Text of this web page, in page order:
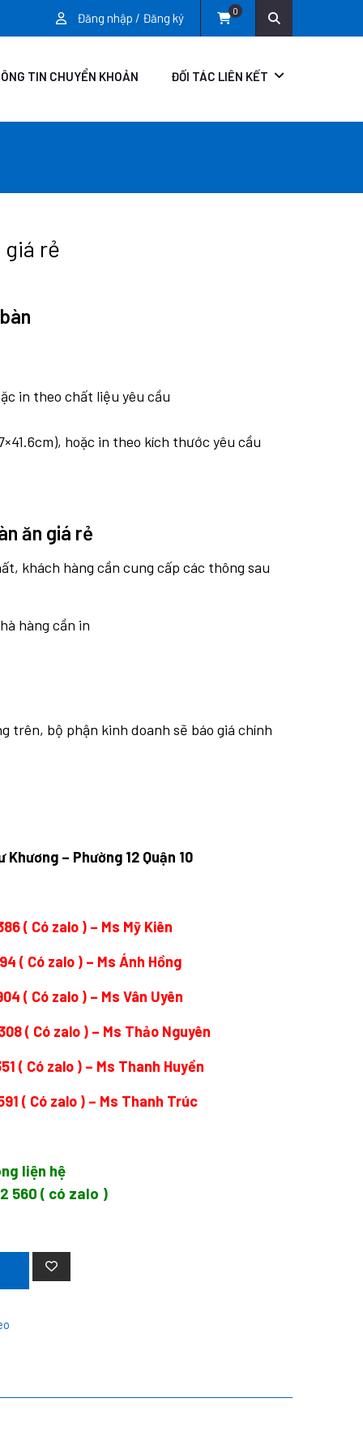
Đăng nhập / Đăng ký 0
TIN CHUYỂN KHOẢN ĐỐI TÁC LIÊN KẾT
rẻ
in theo chất liệu yêu cầu
hoặc in theo kích thước yêu cầu
ăn giá rẻ
khách hàng cần cung cấp các thông sau
hàng cần in
trên, bộ phận kinh doanh sẽ báo giá chính
– Phường 12 Quận 10
( Có zalo ) – Ms Mỹ Kiên
( Có zalo ) – Ms Ánh Hồng
( Có zalo ) – Ms Vân Uyên
( Có zalo ) – Ms Thảo Nguyên
( Có zalo ) – Ms Thanh Huyền
( Có zalo ) – Ms Thanh Trúc
liện hệ
560 ( có zalo )